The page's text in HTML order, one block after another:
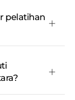
pelatihan